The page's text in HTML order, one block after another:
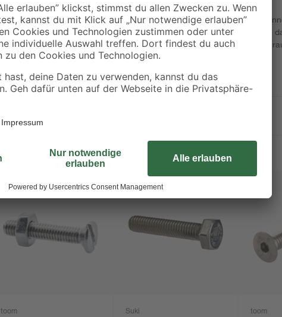
Mit den Edelstahlzylinderschrauben von toom
verbinden. Die zylindrische Kopfform sorgt dafür,
Schraube nicht verbiegt oder einreißt. Diese
ideal. Passende Muttern sind nicht enthalten.
toom Suki toom